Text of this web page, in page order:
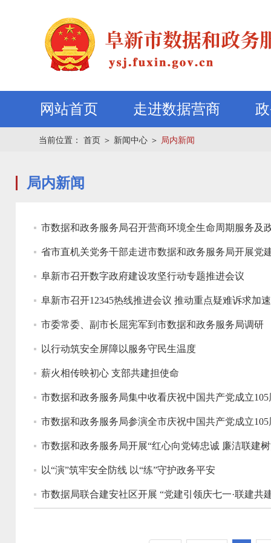
网站首页 走进数据营商
当前位置： 首页 ＞ 新闻中心 ＞ 局内新闻
局内新闻
市数据和政务服务局召开营商环境全生命周期服务及
省市直机关党务干部走进市数据和政务服务局开展党
阜新市召开数字政府建设攻坚行动专题推进会议
阜新市召开12345热线推进会议 推动重点疑难诉求加
市委常委、副市长屈宪军到市数据和政务服务局调研
以行动筑安全屏障以服务守民生温度
薪火相传映初心 支部共建担使命
市数据和政务服务局集中收看庆祝中国共产党成立
市数据和政务服务局参演全市庆祝中国共产党成立
市数据和政务服务局开展“红心向党铸忠诚 廉洁联建
以“演”筑牢安全防线 以“练”守护政务平安
市数据局联合建安社区开展 “党建引领庆七一·联建共